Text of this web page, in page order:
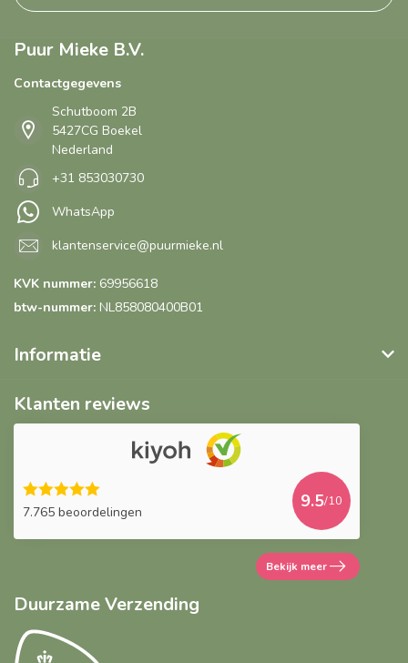
Puur Mieke B.V.
Contactgegevens
Schutboom 2B
5427CG Boekel
Nederland
+31 853030730
WhatsApp
klantenservice@puurmieke.nl
KVK nummer: 69956618
btw-nummer: NL858080400B01
Informatie
Klanten reviews
7.765 beoordelingen
9.5/10
Bekijk meer
Duurzame Verzending